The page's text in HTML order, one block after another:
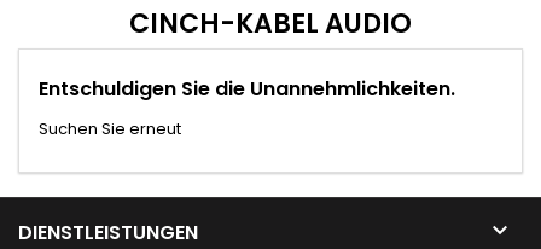
CINCH-KABEL AUDIO
Entschuldigen Sie die Unannehmlichkeiten.
Suchen Sie erneut
DIENSTLEISTUNGEN 
((cancelText)) ((createText))